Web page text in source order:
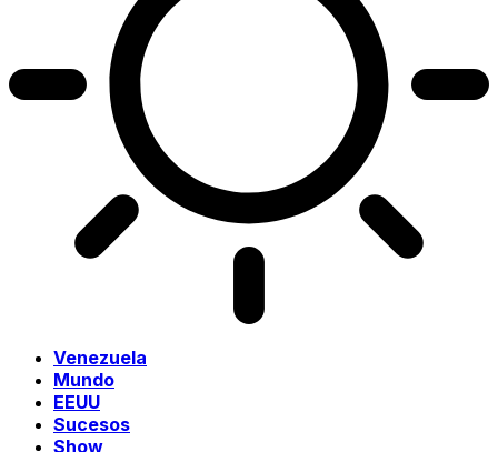
Venezuela
Mundo
EEUU
Sucesos
Show